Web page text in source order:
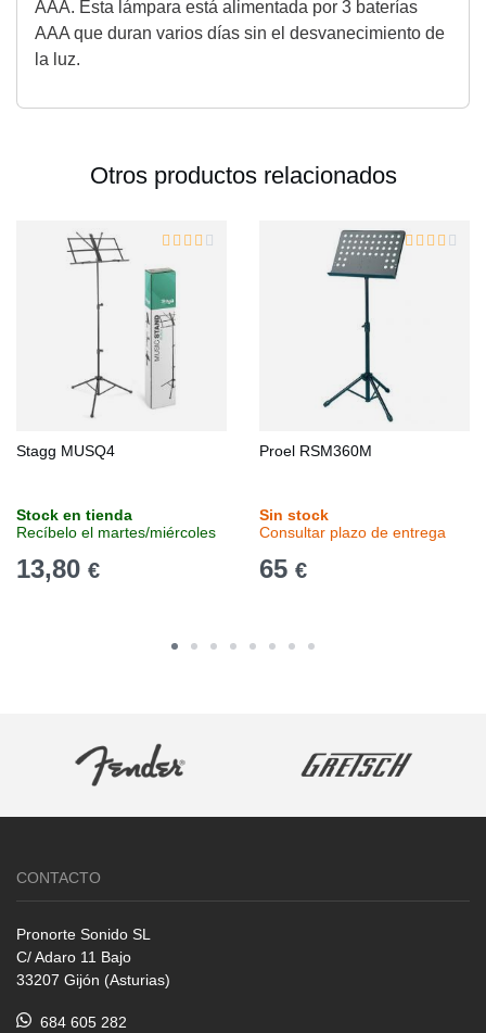
AAA. Esta lámpara está alimentada por 3 baterías
AAA que duran varios días sin el desvanecimiento de
la luz.
Otros productos relacionados
Stagg MUSQ4
Stock en tienda
Recíbelo el martes/miércoles
13,80 €
Proel RSM360M
Sin stock
Consultar plazo de entrega
65 €
CONTACTO
Pronorte Sonido SL
C/ Adaro 11 Bajo
33207 Gijón (Asturias)
684 605 282